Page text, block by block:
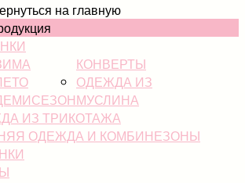
на главную
КОНВЕРТЫ
ОДЕЖДА ИЗ
МУСЛИНА
ИЗ ТРИКОТАЖА
ОДЕЖДА И КОМБИНЕЗОНЫ